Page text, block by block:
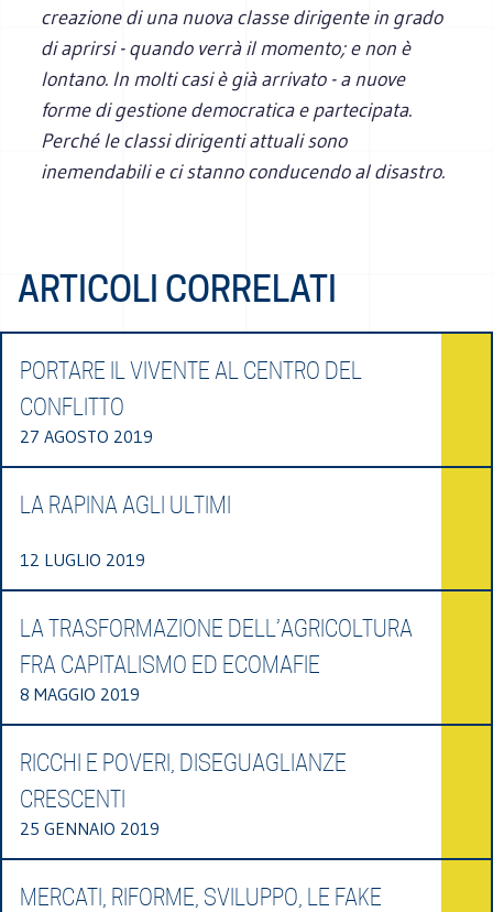
creazione di una nuova classe dirigente in grado
di aprirsi - quando verrà il momento; e non è
lontano. In molti casi è già arrivato - a nuove
forme di gestione democratica e partecipata.
Perché le classi dirigenti attuali sono
inemendabili e ci stanno conducendo al disastro.
ARTICOLI CORRELATI
PORTARE IL VIVENTE AL CENTRO DEL
CONFLITTO
27 AGOSTO 2019
LA RAPINA AGLI ULTIMI
12 LUGLIO 2019
LA TRASFORMAZIONE DELL’AGRICOLTURA
FRA CAPITALISMO ED ECOMAFIE
8 MAGGIO 2019
RICCHI E POVERI, DISEGUAGLIANZE
CRESCENTI
25 GENNAIO 2019
MERCATI, RIFORME, SVILUPPO, LE FAKE